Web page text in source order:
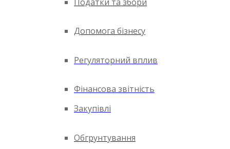
Допомога бізнесу
Регуляторний вплив
Фінансова звітність
Закупівлі
Обгрунтування